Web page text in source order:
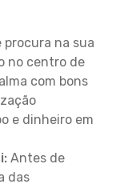
procura na sua
no centro de
com bons
e dinheiro em
Antes de
das